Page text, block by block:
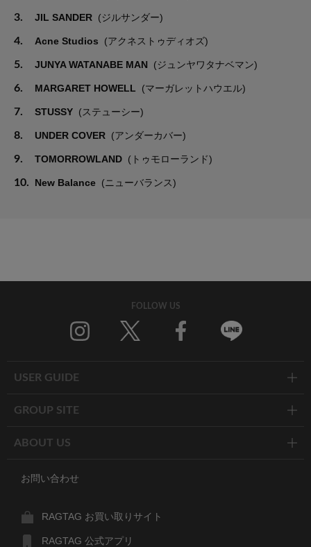
3. JIL SANDER (ジルサンダー)
4. Acne Studios (アクネストゥディオズ)
5. JUNYA WATANABE MAN (ジュンヤワタナベマン)
6. MARGARET HOWELL (マーガレットハウエル)
7. STUSSY (ステューシー)
8. UNDER COVER (アンダーカバー)
9. TOMORROWLAND (トゥモローランド)
10. New Balance (ニューバランス)
FOLLOW US
USER GUIDE
GROUP SITE
ABOUT US
お問い合わせ
RAGTAG お買い取りサイト
RAGTAG 公式アプリ